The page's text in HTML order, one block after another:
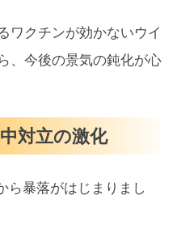
ワクチンが効かないウイ
、今後の景気の鈍化が心
対立の激化
ら暴落がはじまりまし